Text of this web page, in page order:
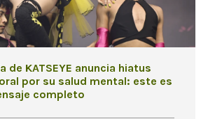
de KATSEYE anuncia hiatus
por su salud mental: este es
completo